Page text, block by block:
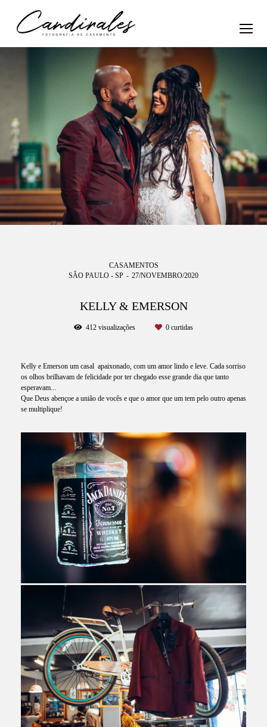
CASAMENTOS
SÃO PAULO - SP
27/NOVEMBRO/2020
KELLY & EMERSON
412 visualizações 0 curtidas
Kelly e Emerson um casal apaixonado, com um amor lindo e leve. Cada sorriso
os olhos brilhavam de felicidade por ter chegado esse grande dia que tanto
esperavam...
Que Deus abençoe a união de vocês e que o amor que um tem pelo outro apenas
se multiplique!